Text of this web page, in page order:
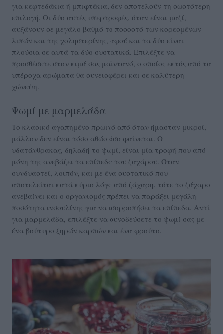
για κεφτεδάκια ή μπιφτέκια, δεν αποτελούν τη σωστότερη
επιλογή. Οι δύο αυτές υπερτροφές, όταν είναι μαζί,
αυξάνουν σε μεγάλο βαθμό το ποσοστό των κορεσμένων
λιπών και της χοληστερίνης, αφού και τα δύο είναι
πλούσια σε αυτά τα δύο συστατικά. Επιλέξτε να
προσθέσετε στον κιμά σας μαϊντανό, ο οποίος εκτός από τα
υπέροχα αρώματα θα συνεισφέρει και σε καλύτερη
χώνεψη.
Ψωμί με μαρμελάδα
Το κλασικό αγαπημένο πρωινό από όταν ήμασταν μικροί,
μάλλον δεν είναι τόσο αθώο όσο φαίνεται. Ο
υδατάνθρακας, δηλαδή το ψωμί, είναι μία τροφή που από
μόνη της ανεβάζει τα επίπεδα του ζαχάρου. Όταν
συνδυαστεί, λοιπόν, και με ένα συστατικό που
αποτελείται κατά κύριο λόγο από ζάχαρη, τότε το ζάχαρο
ανεβαίνει και ο οργανισμός πρέπει να παράξει μεγάλη
ποσότητα ινσουλίνης για να ισορροπήσει τα επίπεδα. Αντί
για μαρμελάδα, επιλέξτε να συνοδεύσετε το ψωμί σας με
ένα βούτυρο ξηρών καρπών και ένα φρούτο.